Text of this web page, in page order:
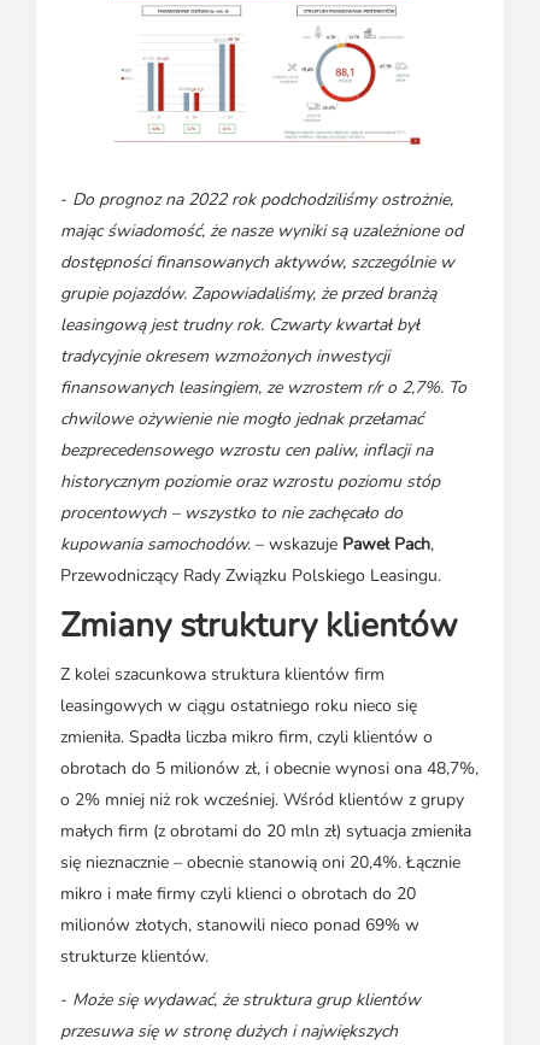
- Do prognoz na 2022 rok podchodziliśmy ostrożnie,
mając świadomość, że nasze wyniki są uzależnione od
dostępności finansowanych aktywów, szczególnie w
grupie pojazdów. Zapowiadaliśmy, że przed branżą
leasingową jest trudny rok. Czwarty kwartał był
tradycyjnie okresem wzmożonych inwestycji
finansowanych leasingiem, ze wzrostem r/r o 2,7%. To
chwilowe ożywienie nie mogło jednak przełamać
bezprecedensowego wzrostu cen paliw, inflacji na
historycznym poziomie oraz wzrostu poziomu stóp
procentowych – wszystko to nie zachęcało do
kupowania samochodów. – wskazuje Paweł Pach,
Przewodniczący Rady Związku Polskiego Leasingu.
Zmiany struktury klientów
Z kolei szacunkowa struktura klientów firm
leasingowych w ciągu ostatniego roku nieco się
zmieniła. Spadła liczba mikro firm, czyli klientów o
obrotach do 5 milionów zł, i obecnie wynosi ona 48,7%,
o 2% mniej niż rok wcześniej. Wśród klientów z grupy
małych firm (z obrotami do 20 mln zł) sytuacja zmieniła
się nieznacznie – obecnie stanowią oni 20,4%. Łącznie
mikro i małe firmy czyli klienci o obrotach do 20
milionów złotych, stanowili nieco ponad 69% w
strukturze klientów.
- Może się wydawać, że struktura grup klientów
przesuwa się w stronę dużych i największych